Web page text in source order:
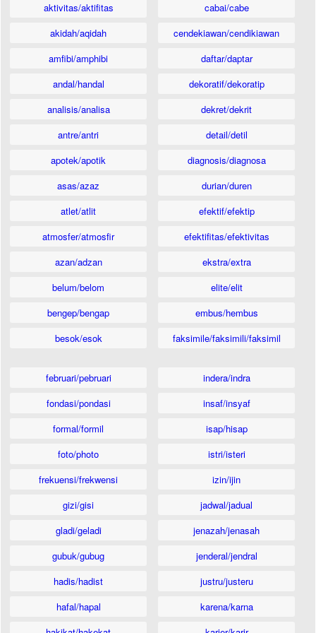
aktivitas/aktifitas
akidah/aqidah
amfibi/amphibi
andal/handal
analisis/analisa
antre/antri
apotek/apotik
asas/azaz
atlet/atlit
atmosfer/atmosfir
azan/adzan
belum/belom
bengep/bengap
besok/esok
cabai/cabe
cendekiawan/cendikiawan
daftar/daptar
dekoratif/dekoratip
dekret/dekrit
detail/detil
diagnosis/diagnosa
durian/duren
efektif/efektip
efektifitas/efektivitas
ekstra/extra
elite/elit
embus/hembus
faksimile/faksimili/faksimil
februari/pebruari
fondasi/pondasi
formal/formil
foto/photo
frekuensi/frekwensi
gizi/gisi
gladi/geladi
gubuk/gubug
hadis/hadist
hafal/hapal
indera/indra
insaf/insyaf
isap/hisap
istri/isteri
izin/ijin
jadwal/jadual
jenazah/jenasah
jenderal/jendral
justru/justeru
karena/karna